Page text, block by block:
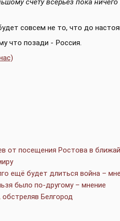
счету всерьез пока
совсем не то, что до
что позади - Россия.
от посещения Ростова в
ещё будет длиться война –
было по-другому – мнение
обстреляв Белгород